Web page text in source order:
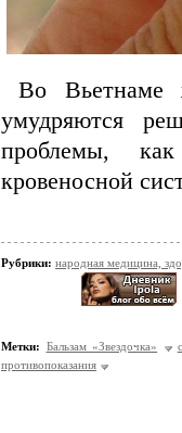
Во Вьетнаме
умудряются
проблемы, как
кровеносной
Рубрики: народная медицина,
Метки: Бальзам «Звездочка»
противопоказания